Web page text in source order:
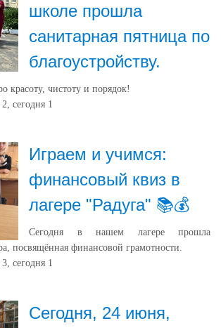
школе прошла
санитарная пятница по
благоустройству.
красоту, чистоту и порядок!
2, сегодня 1
Играем и учимся:
финансовый квиз в
лагере "Радуга" 📚💰
Сегодня в нашем лагере прошла
посвящённая финансовой грамотности.
3, сегодня 1
Сегодня, 24 июня,